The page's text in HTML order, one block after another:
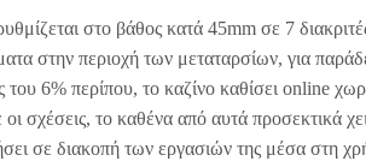
στο βάθος κατά 45mm σε 7
στην περιοχή των μεταταρσίων, για
του 6% περίπου, το καζίνο καθίσει online
σχέσεις, το καθένα από αυτά προσεκτικά
σε διακοπή των εργασιών της μέσα στη